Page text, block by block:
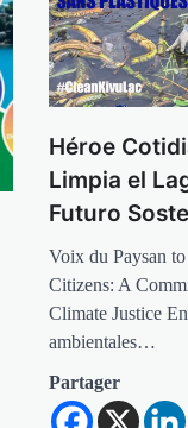
Héroe
Limpia el
Futuro
Voix du Paysan
Citizens: A
Climate Justice
ambientales…
Partager